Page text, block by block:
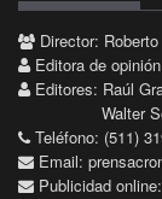
Director:
Editora de
Editores: Raúl
Walter
Teléfono: (511)
Email:
Publicidad online: